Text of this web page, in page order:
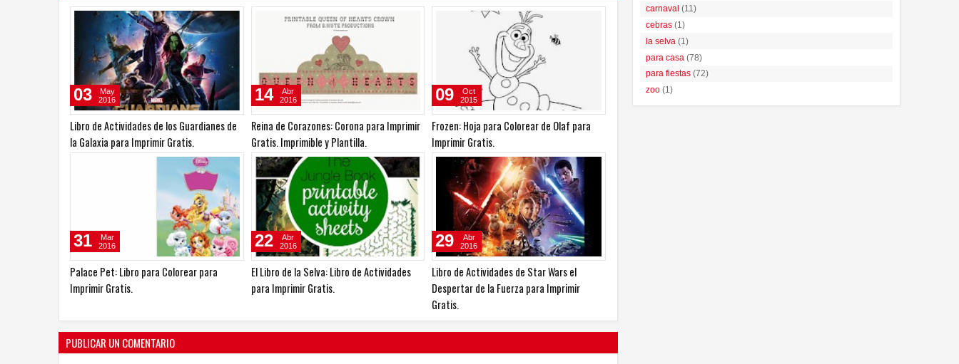
Libro de Actividades de los Guardianes de
la Galaxia para Imprimir Gratis.
03
May
2016
Reina de Corazones: Corona para Imprimir
Gratis. Imprimible y Plantilla.
14
Abr
2016
Frozen: Hoja para Colorear de Olaf para
Imprimir Gratis.
09
Oct
2015
Palace Pet: Libro para Colorear para
Imprimir Gratis.
31
Mar
2016
El Libro de la Selva: Libro de Actividades
para Imprimir Gratis.
22
Abr
2016
Libro de Actividades de Star Wars el
Despertar de la Fuerza para Imprimir
Gratis.
29
Abr
2016
PUBLICAR UN COMENTARIO
carnaval (11)
cebras (1)
la selva (1)
para casa (78)
para fiestas (72)
zoo (1)